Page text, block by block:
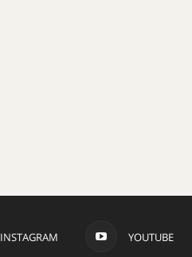
INSTAGRAM YOUTUBE